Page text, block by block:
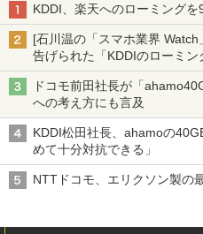
KDDI、楽天へのローミングを
[石川温の「スマホ業界 Watch
告げられた「KDDIのローミン
穴と楽天モバイルの課題
ドコモ前田社長が「
への考え方にも言及
KDDI松田社長、ahamoの
めて十分対抗できる」
NTTドコモ、エリクソン製の